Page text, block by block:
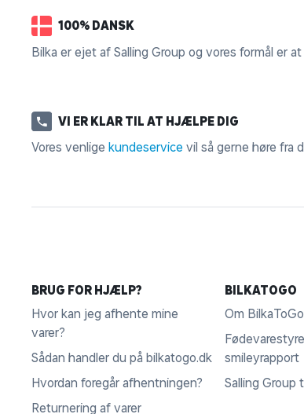
100% DANSK
Bilka er ejet af Salling Group og vores formål er
VI ER KLAR TIL AT HJÆLPE DIG
Vores venlige kundeservice vil så gerne høre fra
BRUG FOR HJÆLP?
Hvor kan jeg afhente mine
varer?
Sådan handler du på bilkatogo.dk
Hvordan foregår afhentningen?
Returnering af varer
BILKATOGO
Om BilkaToGo
smileyrapport
Salling Group